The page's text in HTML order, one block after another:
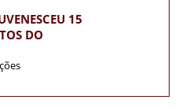
15
DO